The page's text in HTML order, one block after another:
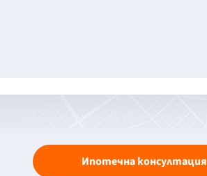
Ипотечна консултация